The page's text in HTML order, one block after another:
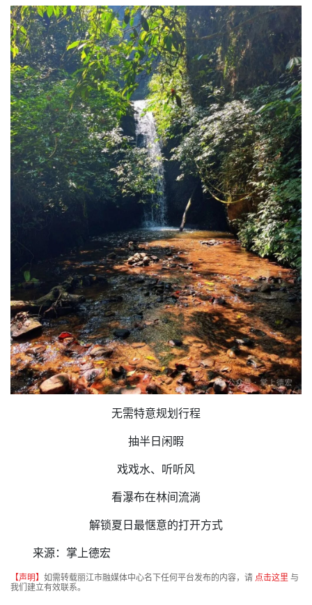
无需特意规划行程
抽半日闲暇
戏戏水、听听风
看瀑布在林间流淌
解锁夏日最惬意的打开方式
来源：掌上德宏
【声明】 如需转载丽江市融媒体中心名下任何平台发布的内容，请 点击这里 与
我们建立有效联系。